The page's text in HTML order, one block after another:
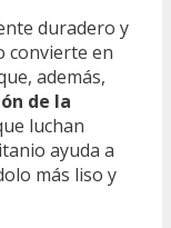
duradero y
convierte en
además,
de la
luchan
ayuda a
más liso y